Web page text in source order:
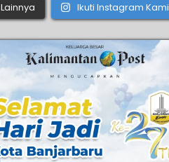
Lainnya Ikuti Instagram Kami